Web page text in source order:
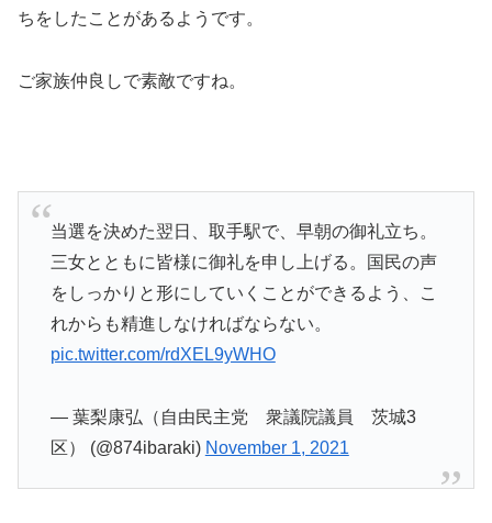
ちをしたことがあるようです。
ご家族仲良しで素敵ですね。
当選を決めた翌日、取手駅で、早朝の御礼立ち。
三女とともに皆様に御礼を申し上げる。国民の声
をしっかりと形にしていくことができるよう、こ
れからも精進しなければならない。
pic.twitter.com/rdXEL9yWHO
— 葉梨康弘（自由民主党 衆議院議員 茨城3
区） (@874ibaraki) November 1, 2021